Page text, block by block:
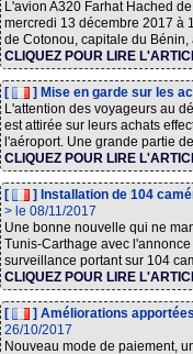
L'avion A320 Farhat Hached
mercredi 13 décembre 2017 à
de Cotonou, capitale du Bénin,
CLIQUEZ POUR LIRE
[ ] Mise en garde sur les
L'attention des voyageurs au
est attirée sur leurs achats
l'aéroport. Une grande partie
CLIQUEZ POUR LIRE
[
] Installation de 104
> le 08/11/2017
Une bonne nouvelle qui ne
Tunis-Carthage avec
surveillance portant sur 104
CLIQUEZ POUR LIRE
[ ] Améliorations
26/10/2017
Nouveau mode de paiement,